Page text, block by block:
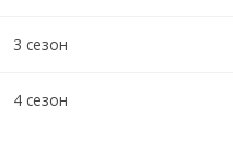
3 сезон
4 сезон